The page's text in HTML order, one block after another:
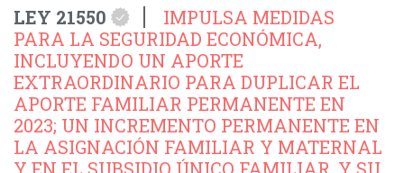
LEY 21550
IMPULSA MEDIDAS
PARA LA SEGURIDAD ECONÓMICA,
INCLUYENDO UN APORTE
EXTRAORDINARIO PARA DUPLICAR EL
APORTE FAMILIAR PERMANENTE EN
2023; UN INCREMENTO PERMANENTE EN
LA ASIGNACIÓN FAMILIAR Y MATERNAL